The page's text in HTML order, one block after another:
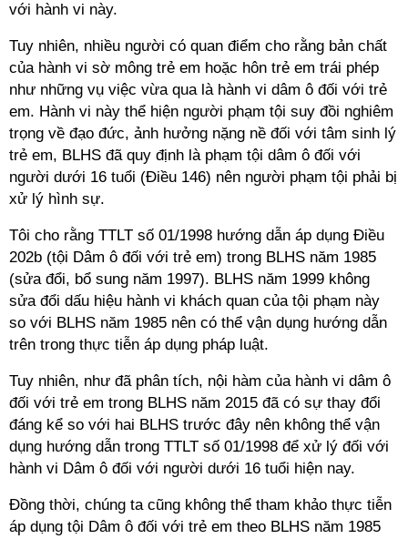
với hành vi này.
Tuy nhiên, nhiều người có quan điểm cho rằng bản chất
của hành vi sờ mông trẻ em hoặc hôn trẻ em trái phép
như những vụ việc vừa qua là hành vi dâm ô đối với trẻ
em. Hành vi này thể hiện người phạm tội suy đồi nghiêm
trọng về đạo đức, ảnh hưởng nặng nề đối với tâm sinh lý
trẻ em, BLHS đã quy định là phạm tội dâm ô đối với
người dưới 16 tuổi (Điều 146) nên người phạm tội phải bị
xử lý hình sự.
Tôi cho rằng TTLT số 01/1998 hướng dẫn áp dụng Điều
202b (tội Dâm ô đối với trẻ em) trong BLHS năm 1985
(sửa đổi, bổ sung năm 1997). BLHS năm 1999 không
sửa đổi dấu hiệu hành vi khách quan của tội phạm này
so với BLHS năm 1985 nên có thể vận dụng hướng dẫn
trên trong thực tiễn áp dụng pháp luật.
Tuy nhiên, như đã phân tích, nội hàm của hành vi dâm ô
đối với trẻ em trong BLHS năm 2015 đã có sự thay đổi
đáng kể so với hai BLHS trước đây nên không thể vận
dụng hướng dẫn trong TTLT số 01/1998 để xử lý đối với
hành vi Dâm ô đối với người dưới 16 tuổi hiện nay.
Đồng thời, chúng ta cũng không thể tham khảo thực tiễn
áp dụng tội Dâm ô đối với trẻ em theo BLHS năm 1985